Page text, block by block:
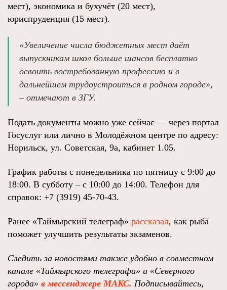
мест), экономика и бухучёт (20 мест),
юриспруденция (15 мест).
«Увеличение числа бюджетных мест даёт
выпускникам школ больше шансов бесплатно
освоить востребованную профессию и в
дальнейшем трудоустроиться в родном городе»,
– отмечают в ЗГУ.
Подать документы можно уже сейчас — через портал
Госуслуг или лично в Молодёжном центре по адресу:
Норильск, ул. Советская, 9а, кабинет 1.05.
График работы с понедельника по пятницу с 9:00 до
18:00. В субботу – с 10:00 до 14:00. Телефон для
справок: +7 (3919) 45‑70‑43.
Ранее «Таймырский телеграф» рассказал, как рыба
поможет улучшить результаты экзаменов.
Следить за новостями также удобно в совместном
канале «Таймырского телеграфа» и «Северного
города» в мессенджере МАКС. Подписывайтесь,